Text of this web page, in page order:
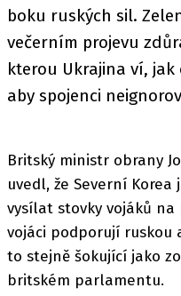
boku ruských sil.
večerním projevu
kterou Ukrajina ví,
aby spojenci
Britský ministr obrany
uvedl, že Severní
vysílat stovky vojáků na
vojáci podporují ruskou
to stejně šokující jako
britském parlamentu.